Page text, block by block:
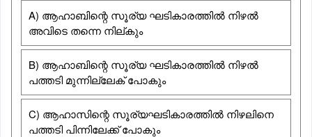
A) ആഹാബിന്റെ സൂര്യ ഘടികാരത്തിൽ നിഴൽ
അവിടെ തന്നെ നില്കും
B) ആഹാബിന്റെ സൂര്യ ഘടികാരത്തിൽ നിഴൽ
പത്തടി മുന്നില്ലേക് പോകും
C) ആഹാസിന്റെ സൂര്യഘടികാരത്തിൽ നിഴലിനെ
പത്തടി പിന്നിലേക്ക് പോകും